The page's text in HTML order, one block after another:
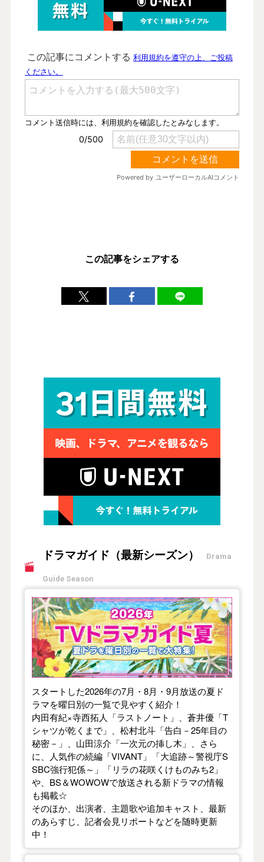
この記事をシェアする
ドラマガイド（最新シーズン） Drama
Guide Season
【2026年夏】TVドラマガイド
スタートした2026年の7月・8月・9月放送の夏ド
ラマを曜日別の一覧で見やすく紹介！
内田有紀×寺西拓人「ラストノート」、蒼井優「T
シャツが乾くまで」、松村北斗「告白－25年目の
秘密－」、山田涼介「一次元の挿し木」、さら
に、人気作の続編「VIVANT」「大追跡～警視庁S
SBC強行犯係～」「リラの花咲くけものみち2」
や、BS＆WOWOWで放送される新ドラマの情報
も掲載☆
そのほか、出演者、主題歌や追加キャスト、最新
のあらすじ、記者会見リポートなどを随時更新
中！